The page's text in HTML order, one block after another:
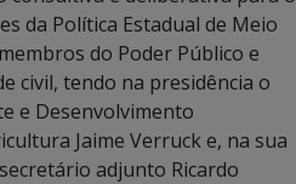
da Política Estadual de Meio
do Poder Público e
civil, tendo na presidência o
e Desenvolvimento
Jaime Verruck e, na sua
adjunto Ricardo